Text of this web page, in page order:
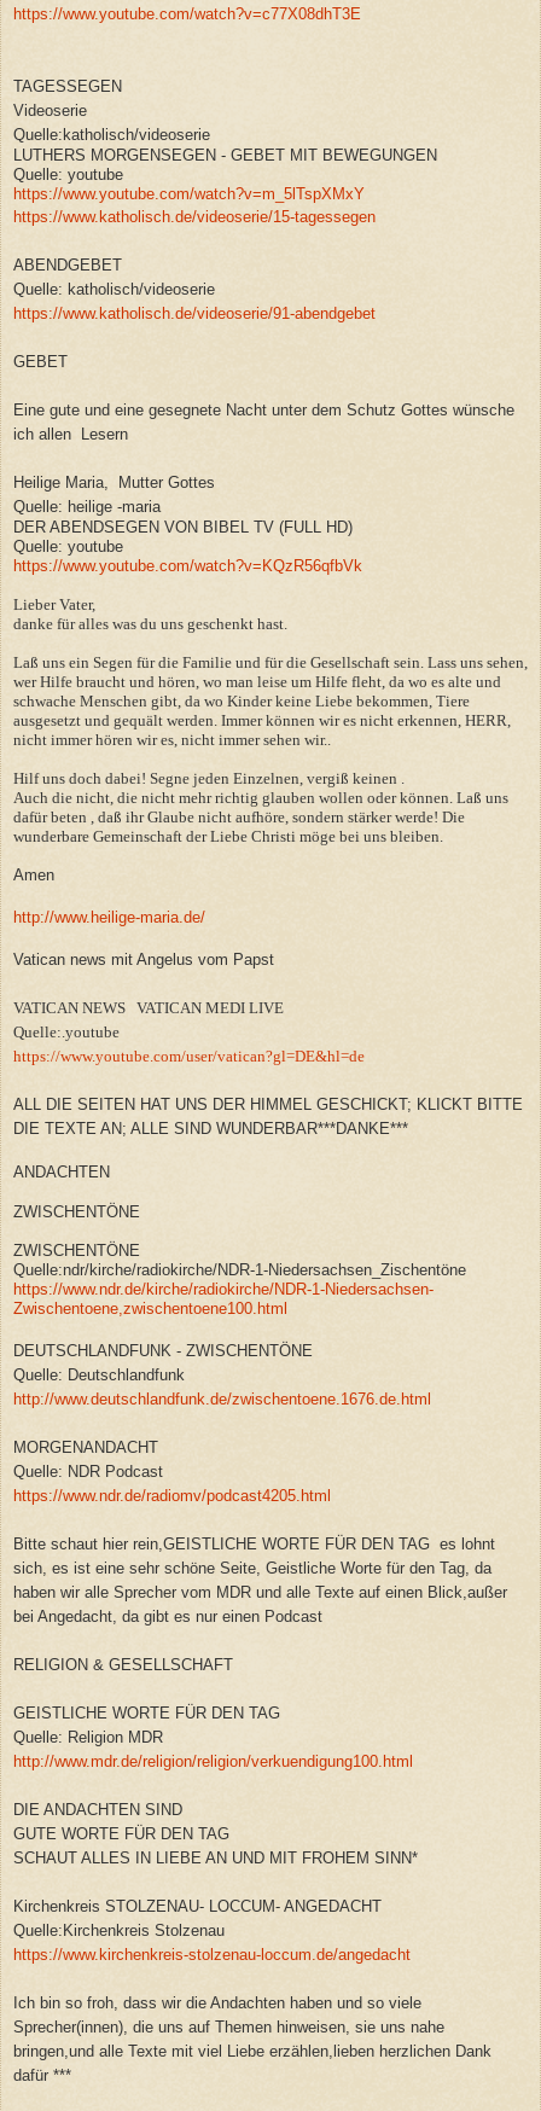
https://www.youtube.com/watch?v=c77X08dhT3E
LUTHERS MORGENSEGEN - GEBET MIT BEWEGUNGEN
Quelle: youtube
https://www.youtube.com/watch?v=m_5lTspXMxY
TAGESSEGEN
Videoserie
Quelle:katholisch/videoserie
https://www.katholisch.de/videoserie/15-tagessegen
ABENDGEBET
Quelle: katholisch/videoserie
https://www.katholisch.de/videoserie/91-abendgebet
GEBET
DER ABENDSEGEN VON BIBEL TV (FULL HD)
Quelle: youtube
https://www.youtube.com/watch?v=KQzR56qfbVk
Lieber Vater,
danke für alles was du uns geschenkt hast.
Laß uns ein Segen für die Familie und für die Gesellschaft sein. Lass uns sehen,
wer Hilfe braucht und hören, wo man leise um Hilfe fleht, da wo es alte und
schwache Menschen gibt, da wo Kinder keine Liebe bekommen, Tiere
ausgesetzt und gequält werden. Immer können wir es nicht erkennen, HERR,
nicht immer hören wir es, nicht immer sehen wir..
Hilf uns doch dabei! Segne jeden Einzelnen, vergiß keinen .
Auch die nicht, die nicht mehr richtig glauben wollen oder können. Laß uns
dafür beten , daß ihr Glaube nicht aufhöre, sondern stärker werde! Die
wunderbare Gemeinschaft der Liebe Christi möge bei uns bleiben.
Amen
Eine gute und eine gesegnete Nacht unter dem Schutz Gottes wünsche
ich allen Lesern
Heilige Maria, Mutter Gottes
Quelle: heilige -maria
http://www.heilige-maria.de/
Vatican news mit Angelus vom Papst
VATICAN NEWS VATICAN MEDI LIVE
Quelle:.youtube
https://www.youtube.com/user/vatican?gl=DE&hl=de
ALL DIE SEITEN HAT UNS DER HIMMEL GESCHICKT; KLICKT BITTE
DIE TEXTE AN; ALLE SIND WUNDERBAR***DANKE***
ANDACHTEN
ZWISCHENTÖNE
ZWISCHENTÖNE
Quelle:ndr/kirche/radiokirche/NDR-1-Niedersachsen_Zischentöne
https://www.ndr.de/kirche/radiokirche/NDR-1-Niedersachsen-
Zwischentoene,zwischentoene100.html
DEUTSCHLANDFUNK - ZWISCHENTÖNE
Quelle: Deutschlandfunk
http://www.deutschlandfunk.de/zwischentoene.1676.de.html
MORGENANDACHT
Quelle: NDR Podcast
https://www.ndr.de/radiomv/podcast4205.html
Bitte schaut hier rein,GEISTLICHE WORTE FÜR DEN TAG es lohnt
sich, es ist eine sehr schöne Seite, Geistliche Worte für den Tag, da
haben wir alle Sprecher vom MDR und alle Texte auf einen Blick,außer
bei Angedacht, da gibt es nur einen Podcast
RELIGION & GESELLSCHAFT
GEISTLICHE WORTE FÜR DEN TAG
Quelle: Religion MDR
http://www.mdr.de/religion/religion/verkuendigung100.html
DIE ANDACHTEN SIND
GUTE WORTE FÜR DEN TAG
SCHAUT ALLES IN LIEBE AN UND MIT FROHEM SINN*
Kirchenkreis STOLZENAU- LOCCUM- ANGEDACHT
Quelle:Kirchenkreis Stolzenau
https://www.kirchenkreis-stolzenau-loccum.de/angedacht
Ich bin so froh, dass wir die Andachten haben und so viele
Sprecher(innen), die uns auf Themen hinweisen, sie uns nahe
bringen,und alle Texte mit viel Liebe erzählen,lieben herzlichen Dank
dafür ***